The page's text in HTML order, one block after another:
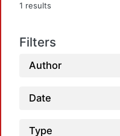
1 results
Filters
Author
Date
Type